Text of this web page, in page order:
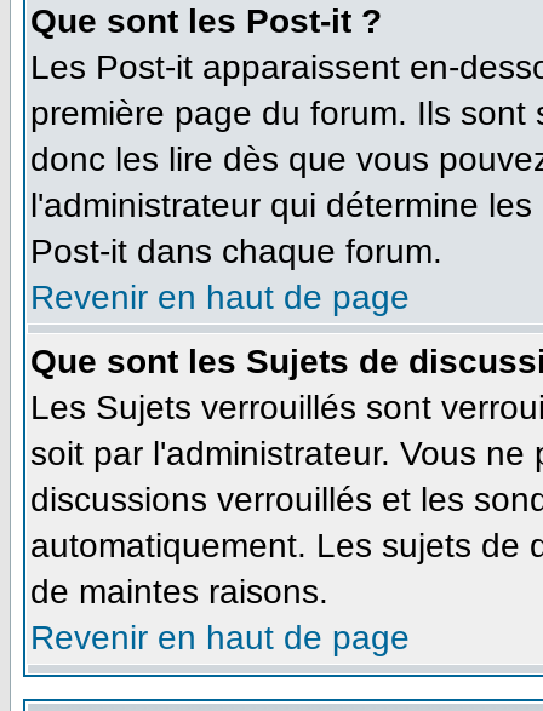
Que sont les Post-it ?
Les Post-it apparaissent en-
première page du forum. Ils
donc les lire dès que vous
l'administrateur qui détermine
Post-it dans chaque forum.
Revenir en haut de page
Que sont les Sujets de
Les Sujets verrouillés sont
soit par l'administrateur. Vous
discussions verrouillés et les
automatiquement. Les sujets de
de maintes raisons.
Revenir en haut de page